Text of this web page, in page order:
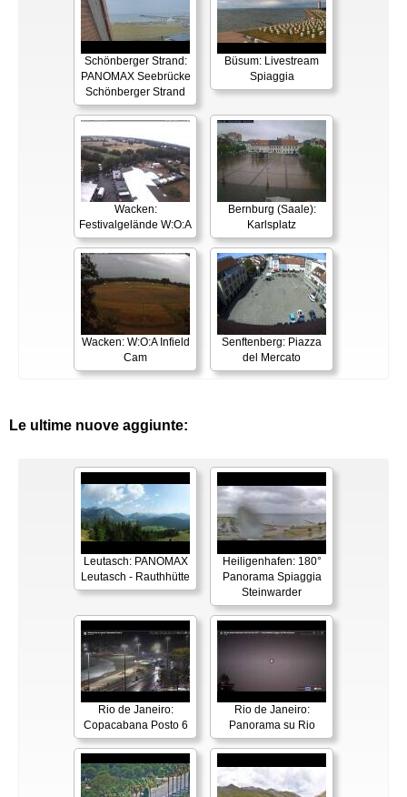
Schönberger Strand:
PANOMAX Seebrücke
Schönberger Strand
Büsum: Livestream
Spiaggia
Wacken:
Festivalgelände W:O:A
Bernburg (Saale):
Karlsplatz
Wacken: W:O:A Infield
Cam
Senftenberg: Piazza
del Mercato
Le ultime nuove aggiunte:
Leutasch: PANOMAX
Leutasch - Rauthhütte
Heiligenhafen: 180°
Panorama Spiaggia
Steinwarder
Rio de Janeiro:
Copacabana Posto 6
Rio de Janeiro:
Panorama su Rio